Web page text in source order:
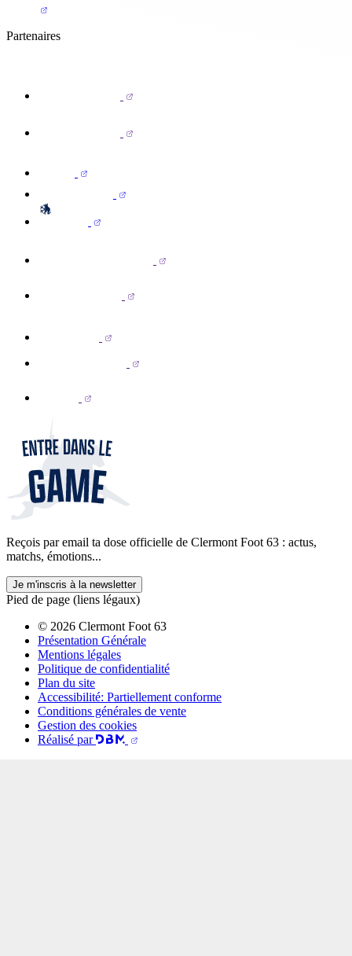
Partenaires
Reçois par email ta dose officielle de Clermont Foot 63 : actus,
matchs, émotions...
Je m'inscris à la newsletter
Pied de page (liens légaux)
© 2026 Clermont Foot 63
Présentation Générale
Mentions légales
Politique de confidentialité
Plan du site
Accessibilité: Partiellement conforme
Conditions générales de vente
Gestion des cookies
Réalisé par